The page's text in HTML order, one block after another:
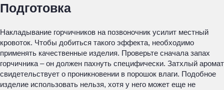
Подготовка
Накладывание горчичников на позвоночник усилит местный
кровоток. Чтобы добиться такого эффекта, необходимо
применять качественные изделия. Проверьте сначала запах
горчичника – он должен пахнуть специфически. Затхлый аромат
свидетельствует о проникновении в порошок влаги. Подобное
изделие использовать нельзя, хотя у него может еще не